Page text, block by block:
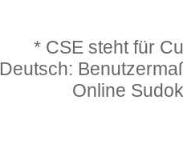
* CSE steht für
Deutsch:
Online